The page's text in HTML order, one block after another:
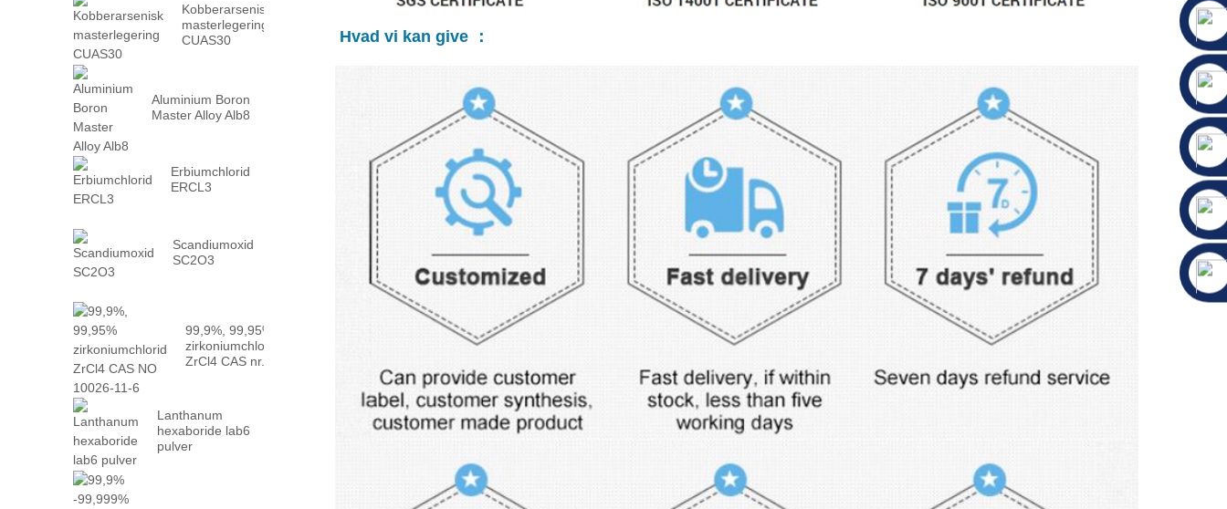
Kobberarsenisk
masterlegering
CUAS30
Aluminium Boron
Master Alloy Alb8
Erbiumchlorid
ERCL3
Scandiumoxid
SC2O3
99,9%, 99,95%
zirkoniumchlorid
ZrCl4 CAS nr.
Lanthanum
hexaboride lab6
pulver
Hvad vi kan give ：